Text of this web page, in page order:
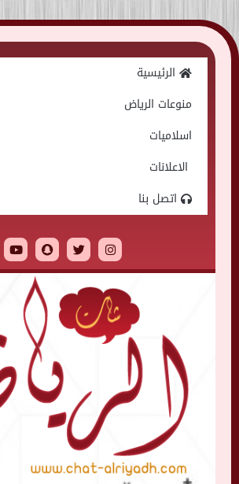
Skip
to
الرئيسية
منوعات الرياض
اسلاميات
الاعلانات
اتصل بنا